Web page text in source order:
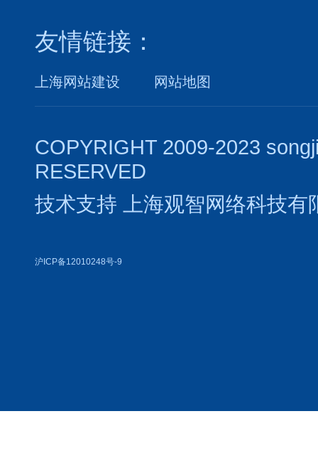
友情链接：
上海网站建设 网站地图
COPYRIGHT 2009-2023
RESERVED
技术支持
上海观智网络科技有
沪ICP备12010248号-9